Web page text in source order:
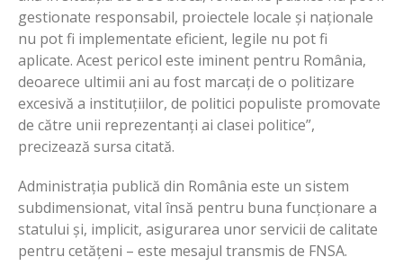
gestionate responsabil, proiectele locale și naționale
nu pot fi implementate eficient, legile nu pot fi
aplicate. Acest pericol este iminent pentru România,
deoarece ultimii ani au fost marcați de o politizare
excesivă a instituțiilor, de politici populiste promovate
de către unii reprezentanți ai clasei politice”,
precizează sursa citată.
Administrația publică din România este un sistem
subdimensionat, vital însă pentru buna funcționare a
statului și, implicit, asigurarea unor servicii de calitate
pentru cetățeni – este mesajul transmis de FNSA.